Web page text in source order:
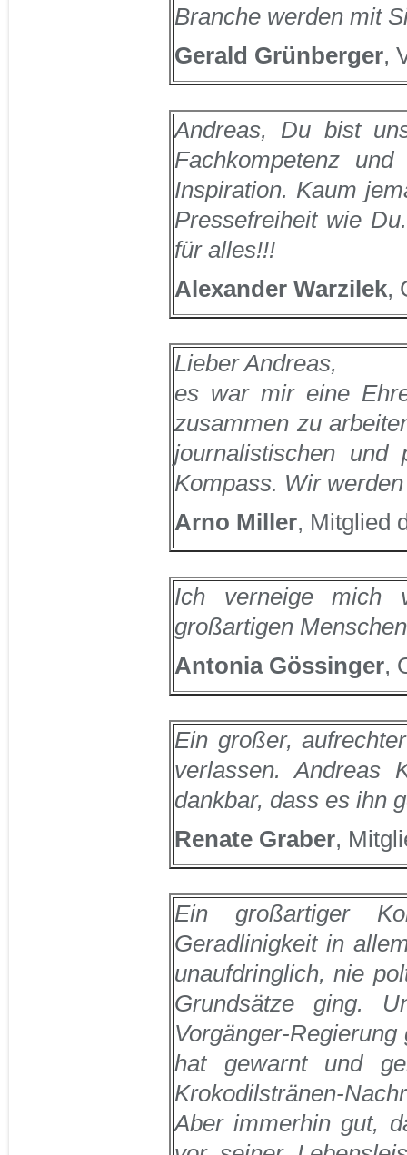
Branche werden mit
Gerald Grünberger,
Andreas, Du bist
Fachkompetenz
Inspiration. Kaum
Pressefreiheit wie
für alles!!!
Alexander Warzilek,
Lieber Andreas,
es war mir eine
zusammen zu
journalistischen und
Kompass. Wir
Arno Miller, Mitglied
Ich verneige mich
großartigen
Antonia Gössinger,
Ein großer,
verlassen. Andreas
dankbar, dass es ihn
Renate Graber,
Ein großartiger
Geradlinigkeit in
unaufdringlich, nie
Grundsätze ging.
Vorgänger-
hat gewarnt und
Krokodilstränen-
Aber immerhin gut,